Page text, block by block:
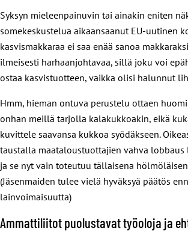
Syksyn mieleenpainuvin tai ainakin eniten
somekeskustelua aikaansaanut EU-uutinen
kasvismakkaraa ei saa enää sanoa
ilmeisesti harhaanjohtavaa, sillä joku voi
ostaa kasvistuotteen, vaikka olisi halunnut
Hmm, hieman ontuva perustelu ottaen
onhan meillä tarjolla kalakukkoakin, eikä
kuvittele saavansa kukkoa syödäkseen.
taustalla maataloustuottajien vahva lobbaus
ja se nyt vain toteutuu tällaisena
(Jäsenmaiden tulee vielä hyväksyä päätös
lainvoimaisuutta)
Ammattiliitot puolustavat työoloja ja